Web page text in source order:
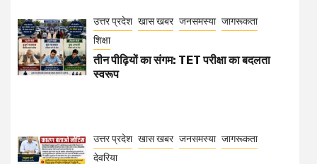
उत्तर प्रदेश खास खबर जनसमस्या जागरूकता
शिक्षा
तीन पीढ़ियों का संगम: TET परीक्षा का बदलता
स्वरूप
उत्तर प्रदेश खास खबर जनसमस्या जागरूकता
देवरिया